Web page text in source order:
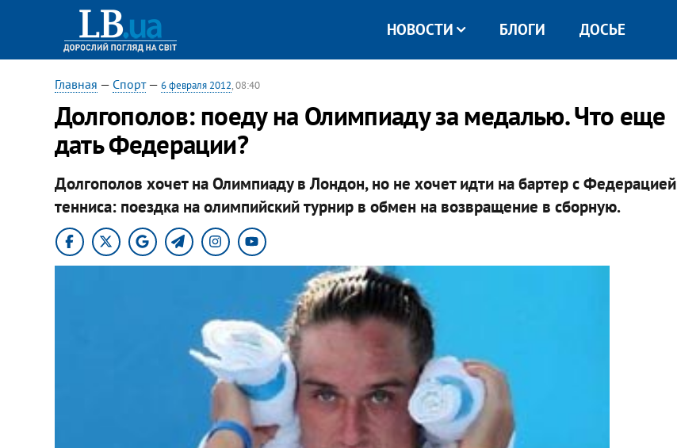
НОВОСТИ БЛОГИ ДОСЬЕ
Главная — Спорт— 6 февраля 2012, 08:40
Долгополов: поеду на Олимпиаду за медалью. Что еще
дать Федерации?
Долгополов хочет на Олимпиаду в Лондон, но не хочет идти на бартер с Федерацией
тенниса: поездка на олимпийский турнир в обмен на возвращение в сборную.